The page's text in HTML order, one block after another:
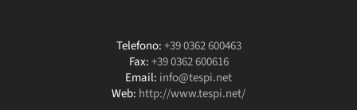
Telefono:+39 0362 600463
Fax:+39 0362 600616
Email: info@tespi.net
Web: http://www.tespi.net/